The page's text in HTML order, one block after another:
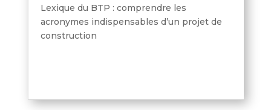
Lexique du BTP : comprendre les
acronymes indispensables d’un projet de
construction